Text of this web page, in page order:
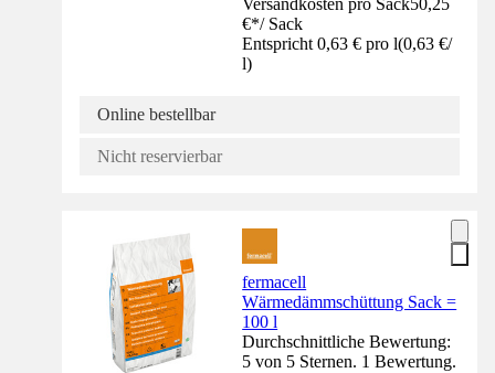
Versandkosten pro Sack50,25
€*/ Sack
Entspricht 0,63 € pro l(0,63 €/
l)
Online bestellbar
Nicht reservierbar
fermacell
Wärmedämmschüttung Sack =
100 l
Durchschnittliche Bewertung:
5 von 5 Sternen. 1 Bewertung.